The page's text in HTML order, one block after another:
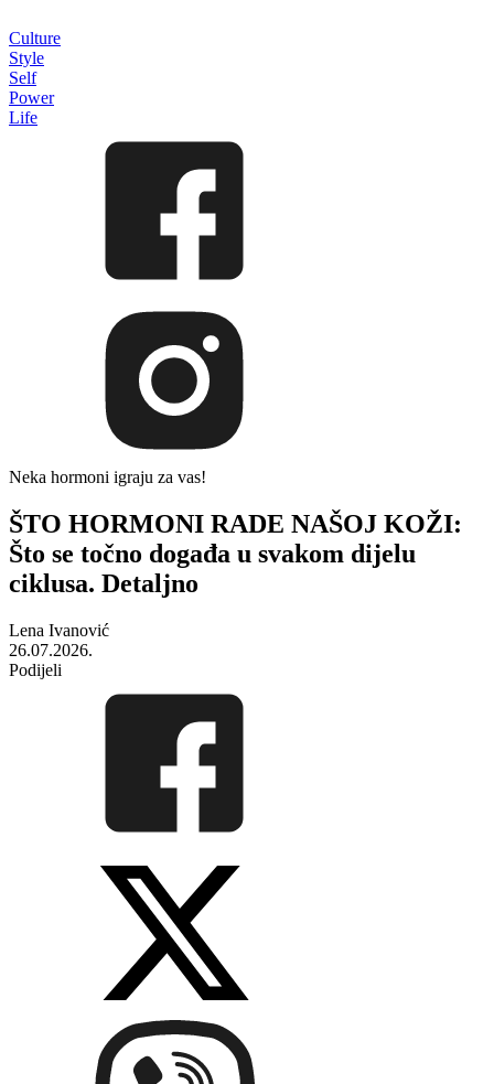
Culture
Style
Self
Power
Life
Neka hormoni igraju za vas!
ŠTO HORMONI RADE NAŠOJ KOŽI:
Što se točno događa u svakom dijelu
ciklusa. Detaljno
Lena Ivanović
26.07.2026.
Podijeli